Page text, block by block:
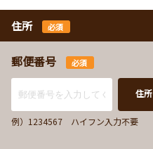
住所 必須
郵便番号 必須
住
例）1234567 ハイフン入力不要